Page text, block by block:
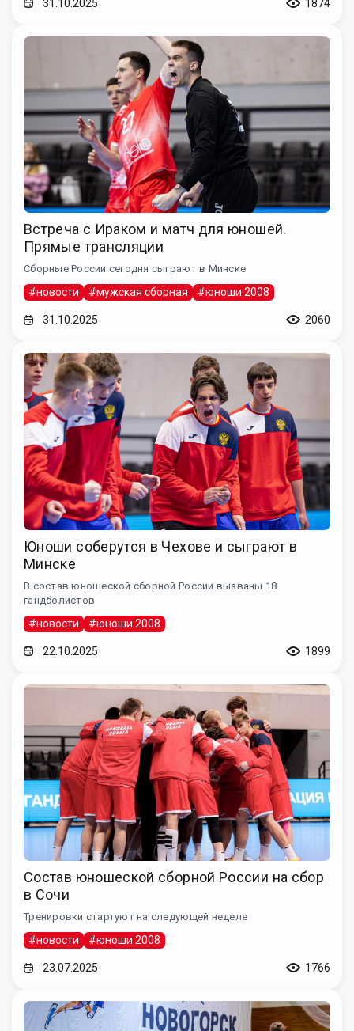
31.10.2025 1874
Встреча с Ираком и матч для юношей.
Прямые трансляции
Сборные России сегодня сыграют в Минске
#новости #мужская сборная #юноши 2008
31.10.2025 2060
Юноши соберутся в Чехове и сыграют в
Минске
В состав юношеской сборной России вызваны 18
гандболистов
#новости #юноши 2008
22.10.2025 1899
Состав юношеской сборной России на сбор
в Сочи
Тренировки стартуют на следующей неделе
#новости #юноши 2008
23.07.2025 1766